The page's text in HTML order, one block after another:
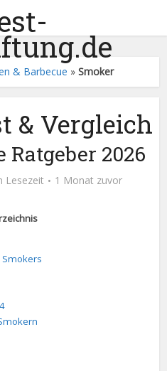
& Barbecue »Smoker
& Vergleich
2026
Lesezeit 1 Monat zuvor